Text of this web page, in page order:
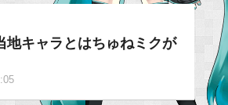
地キャラとはちゅねミクが